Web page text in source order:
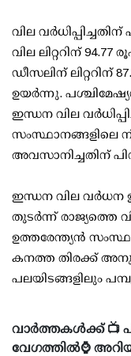
വില
വില ലിറ്ററിന്
ഡീസലിന് ലിറ്ററിന്
ഉയർന്നു.
ഇന്ധന വില
സംസ്ഥാനങ്ങളിലെ
അവസാനിച്ചതിന്
ഇന്ധന വില വർധന
തുടർന്ന് രാജ്യത്തെ
ഉത്തരേന്ത്യൻ
കനത്ത തിരക്ക്
പലയിടങ്ങളിലും
വാർത്തകൾക്ക് 📺
വേഗത്തിൽ⌚